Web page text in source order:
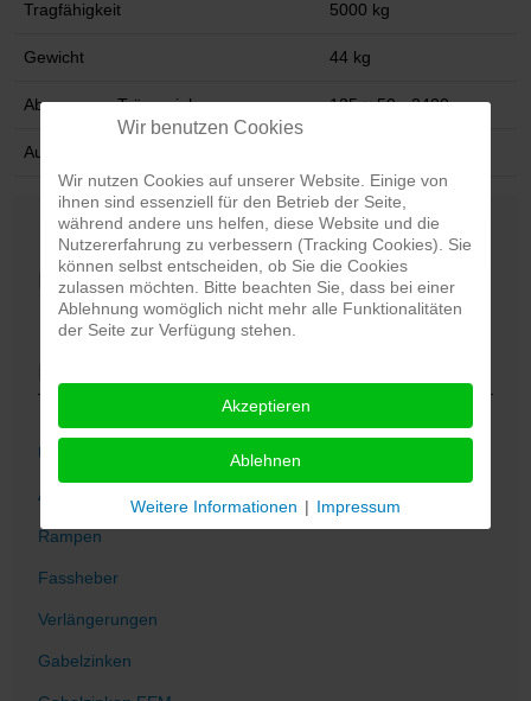
Tragfähigkeit 5000 kg
Gewicht 44 kg
Abmessung Trägerzinken 125 × 50 - 2400 mm
Außenmaße Zinkenverlängerung
Direktanfrage per E-Mail
E-Mail schreiben
Überblick
Arbeitsbühne
Rampen
Fassheber
Verlängerungen
Gabelzinken
Wir benutzen Cookies
Wir nutzen Cookies auf unserer Website. Einige von
ihnen sind essenziell für den Betrieb der Seite,
während andere uns helfen, diese Website und die
Nutzererfahrung zu verbessern (Tracking Cookies). Sie
können selbst entscheiden, ob Sie die Cookies
zulassen möchten. Bitte beachten Sie, dass bei einer
Ablehnung womöglich nicht mehr alle Funktionalitäten
der Seite zur Verfügung stehen.
Akzeptieren
Ablehnen
Weitere Informationen | Impressum